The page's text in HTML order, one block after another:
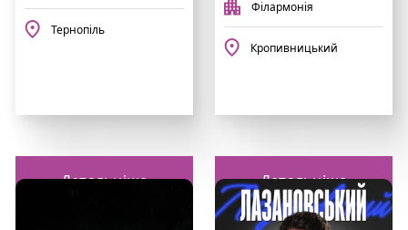
Тернопіль
Детальніше
Філармонія
Кропивницький
Детальніше